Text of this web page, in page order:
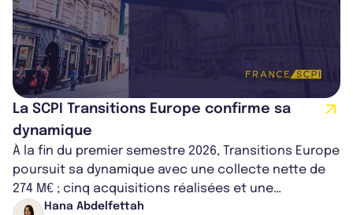
La SCPI Transitions Europe confirme sa
dynamique
À la fin du premier semestre 2026, Transitions Europe
poursuit sa dynamique avec une collecte nette de
274 M€ ; cinq acquisitions réalisées et une
capitalisation portée à 1,38 Md€....
Hana Abdelfettah